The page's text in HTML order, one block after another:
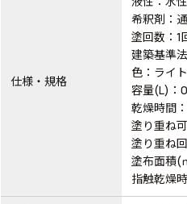
仕様・規格
希釈剤：
塗回数：1
建築基準
色：ライ
容量(L)：
乾燥時間
塗り重ね
塗り重ね
塗布面積(
指触乾燥